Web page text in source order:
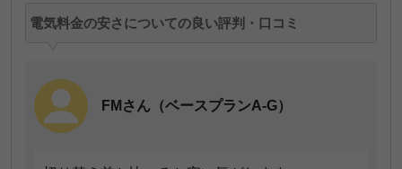
電気料金についての満足度
5点
4点
電気料金の安さについての良い評判・口コミ
FMさん（ベースプランA-G）